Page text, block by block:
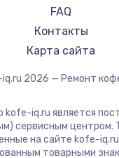
Ремонт кофемашин
Yamaguchi
Nivona
Astoria
ROCKET
Vivitek
FAQ
Контакты
Карта сайта
2026 — Ремонт
kofe-iq.ru является
сервисным центром.
на сайте kofe-
товарными